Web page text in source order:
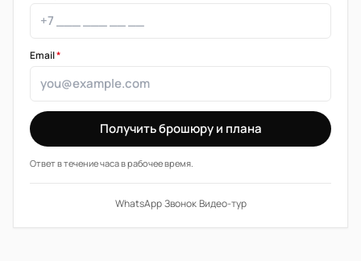
Email*
Получить брошюру и плана
Ответ в течение часа в рабочее время.
WhatsApp·Звонок·Видео-тур